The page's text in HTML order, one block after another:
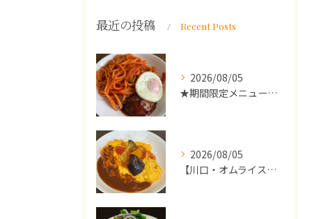
最近の投稿 Recent Posts
2026/08/05
★期間限定メニューのご案内★
2026/08/05
【川口・オムライス】ランチ・ディナーにおススメの週替わりメニ...